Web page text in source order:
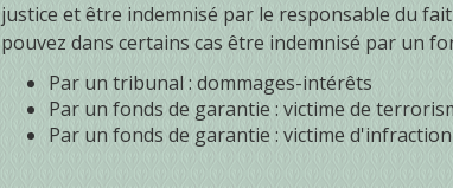
justice et être indemnisé par le responsable du
pouvez dans certains cas être indemnisé par un
Par un tribunal : dommages-intérêts
Par un fonds de garantie : victime de
Par un fonds de garantie : victime d'infraction